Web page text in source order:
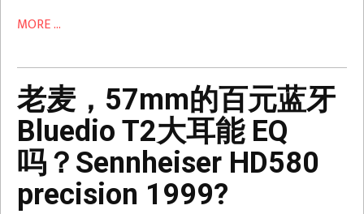
MORE ...
老麦，57mm的百元蓝牙
Bluedio T2大耳能 EQ
吗？Sennheiser HD580
precision 1999?